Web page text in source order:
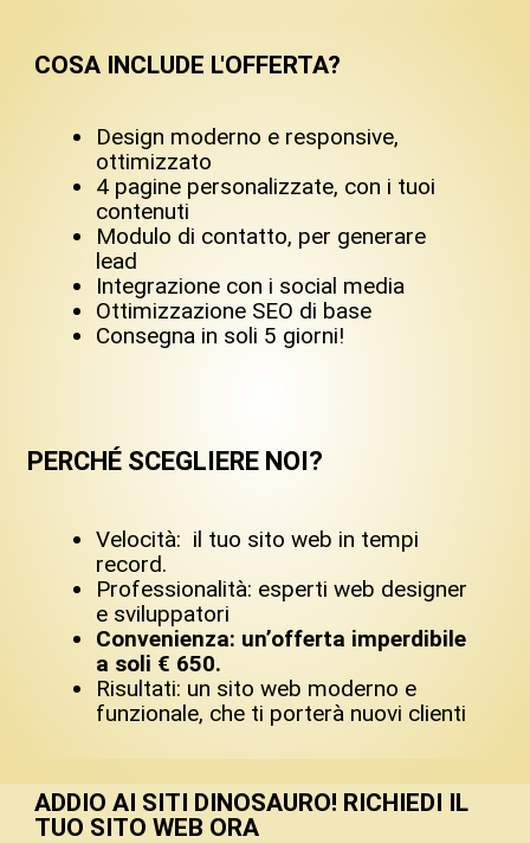
COSA INCLUDE L'OFFERTA?
Design moderno e responsive,
ottimizzato
4 pagine personalizzate, con i tuoi
contenuti
Modulo di contatto, per generare
lead
Integrazione con i social media
Ottimizzazione SEO di base
Consegna in soli 5 giorni!
PERCHÉ SCEGLIERE NOI?
Velocità: il tuo sito web in tempi
record.
Professionalità: esperti web designer
e sviluppatori
Convenienza: un’offerta imperdibile
a soli € 650.
Risultati: un sito web moderno e
funzionale, che ti porterà nuovi clienti
ADDIO AI SITI DINOSAURO! RICHIEDI IL
TUO SITO WEB ORA